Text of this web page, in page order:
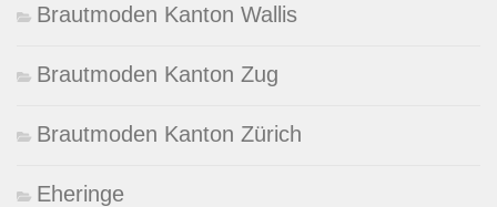
Brautmoden Kanton Wallis
Brautmoden Kanton Zug
Brautmoden Kanton Zürich
Eheringe